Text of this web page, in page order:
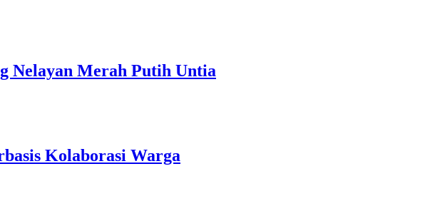
Nelayan Merah Putih Untia
Kolaborasi Warga